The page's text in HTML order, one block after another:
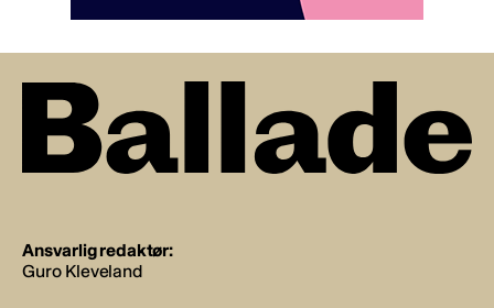
Ansvarlig redaktør:
Guro Kleveland